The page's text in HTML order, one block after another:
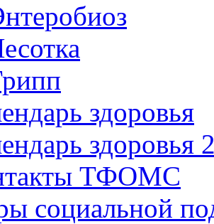
здоровья
здоровья
ТФОМС
социальной